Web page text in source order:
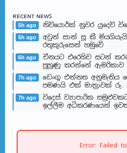
ʀᴇᴄᴇɴᴛ ɴᴇᴡꜱ
5h ago නිව්යොර්ක් නුවර යුදෙව්
5h ago
අවුන් සාන් සූ කී
රතුකුරුසෙන් හමුවේ
6h ago
චීනයට එරෙහිව සටන්
පුහුණු කරන්නේ ඇමරිකාව
7h ago
ඩෙංගු එන්නත අනුමැතිය
පමණයි එක් මාත්‍රාවක් රු.
7h ago
විදෙස් ව්‍යාපාරික
ඉල්ලීම අධිකරණයෙන්
Error: Failed